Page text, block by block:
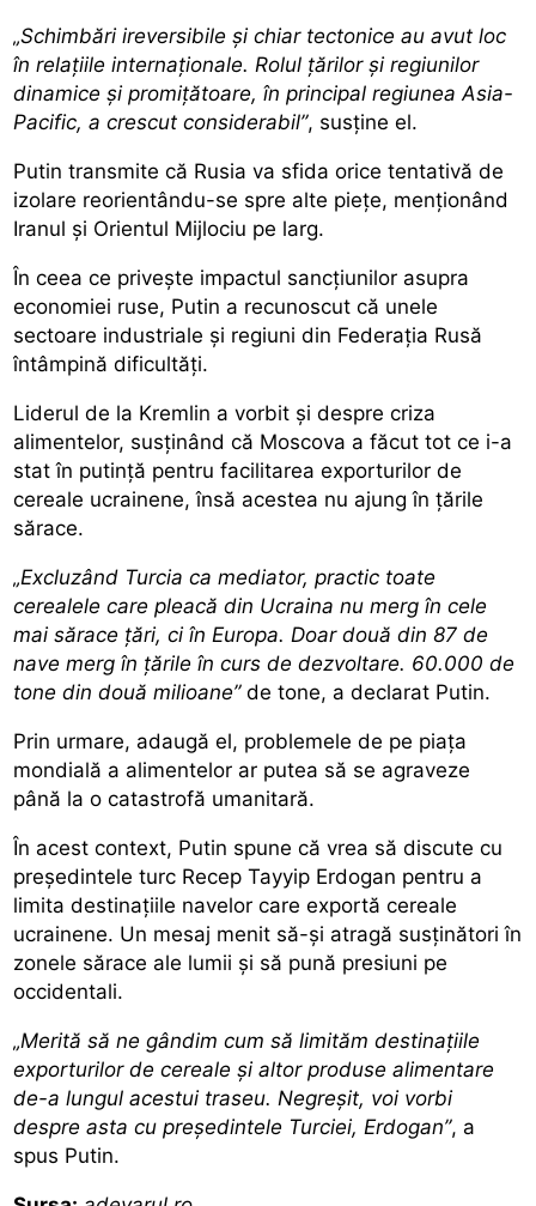
„Schimbări ireversibile şi chiar tectonice au avut loc
în relaţiile internaţionale. Rolul ţărilor şi regiunilor
dinamice şi promiţătoare, în principal regiunea Asia-
Pacific, a crescut considerabil”, susține el.
Putin transmite că Rusia va sfida orice tentativă de
izolare reorientându-se spre alte pieţe, menționând
Iranul și Orientul Mijlociu pe larg.
În ceea ce privește impactul sancțiunilor asupra
economiei ruse, Putin a recunoscut că unele
sectoare industriale şi regiuni din Federația Rusă
întâmpină dificultăţi.
Liderul de la Kremlin a vorbit și despre criza
alimentelor, susținând că Moscova a făcut tot ce i-a
stat în putință pentru facilitarea exporturilor de
cereale ucrainene, însă acestea nu ajung în țările
sărace.
„Excluzând Turcia ca mediator, practic toate
cerealele care pleacă din Ucraina nu merg în cele
mai sărace ţări, ci în Europa. Doar două din 87 de
nave merg în ţările în curs de dezvoltare. 60.000 de
tone din două milioane”de tone, a declarat Putin.
Prin urmare, adaugă el, problemele de pe piaţa
mondială a alimentelor ar putea să se agraveze
până la o catastrofă umanitară.
În acest context, Putin spune că vrea să discute cu
președintele turc Recep Tayyip Erdogan pentru a
limita destinațiile navelor care exportă cereale
ucrainene. Un mesaj menit să-și atragă susținători în
zonele sărace ale lumii și să pună presiuni pe
occidentali.
„Merită să ne gândim cum să limităm destinaţiile
exporturilor de cereale şi altor produse alimentare
de-a lungul acestui traseu. Negreşit, voi vorbi
despre asta cu preşedintele Turciei, Erdogan”, a
spus Putin.